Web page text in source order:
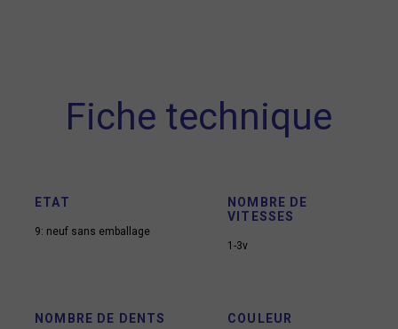
Fiche technique
ETAT
9: neuf sans emballage
NOMBRE DE
VITESSES
1-3v
NOMBRE DE DENTS COULEUR